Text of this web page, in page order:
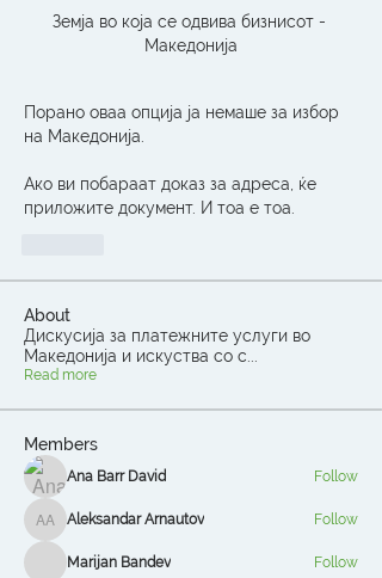
Земја во која се одвива бизнисот -
Македонија
Порано оваа опција ја немаше за избор
на Македонија.
Ако ви побараат доказ за адреса, ќе
приложите документ. И тоа е тоа.
About
Дискусија за платежните услуги во
Македонија и искуства со с...
Read more
Members
Ana Barr David Follow
Aleksandar Arnautov
Aleksandar Arnautov Follow
Marijan Bandev Follow